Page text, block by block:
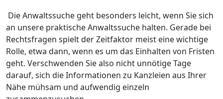
Die Anwaltssuche geht besonders leicht, wenn Sie sich
an unsere praktische Anwaltssuche halten. Gerade bei
Rechtsfragen spielt der Zeitfaktor meist eine wichtige
Rolle, etwa dann, wenn es um das Einhalten von Fristen
geht. Verschwenden Sie also nicht unnötige Tage
darauf, sich die Informationen zu Kanzleien aus Ihrer
Nähe mühsam und aufwendig einzeln